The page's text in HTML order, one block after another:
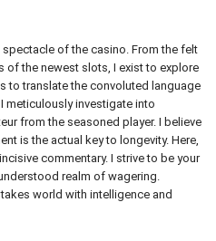
of the casino. From the felt
of the newest slots, I exist to explore
to translate the convoluted language
meticulously investigate into
from the seasoned player. I believe
is the actual key to longevity. Here,
commentary. I strive to be your
realm of wagering.
world with intelligence and